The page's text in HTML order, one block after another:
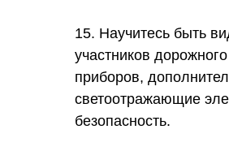
15. Научитесь быть
участников
приборов,
светоотражающие
безопасность.